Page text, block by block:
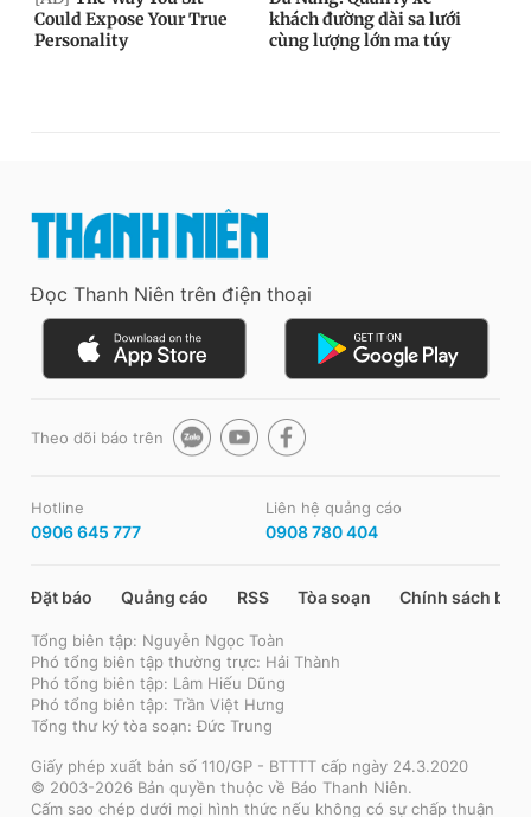
Đọc Thanh Niên trên điện thoại
Theo dõi báo trên
Hotline
0906 645 777
Liên hệ quảng cáo
0908 780 404
Đặt báo Quảng cáo RSS Tòa soạn Chính sách bảo
Tổng biên tập: Nguyễn Ngọc Toàn
Phó tổng biên tập thường trực: Hải Thành
Phó tổng biên tập: Lâm Hiếu Dũng
Phó tổng biên tập: Trần Việt Hưng
Tổng thư ký tòa soạn: Đức Trung
Giấy phép xuất bản số 110/GP - BTTTT cấp ngày 24.3.2020
© 2003-2026 Bản quyền thuộc về Báo Thanh Niên.
Cấm sao chép dưới mọi hình thức nếu không có sự chấp thuận